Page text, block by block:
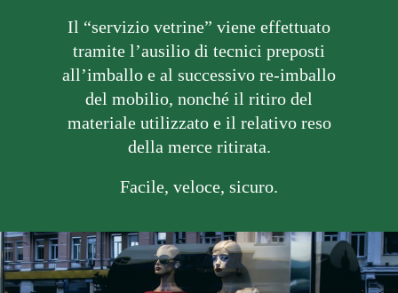
Il “servizio vetrine” viene effettuato
tramite l’ausilio di tecnici preposti
all’imballo e al successivo re-imballo
del mobilio, nonché il ritiro del
materiale utilizzato e il relativo reso
della merce ritirata.
Facile, veloce, sicuro.